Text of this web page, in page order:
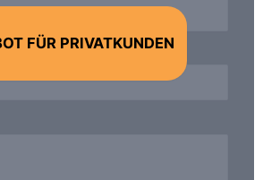
FÜR PRIVATKUNDEN